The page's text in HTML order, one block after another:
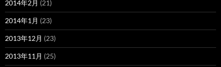
2014年2月 (21)
2014年1月 (23)
2013年12月 (23)
2013年11月 (25)